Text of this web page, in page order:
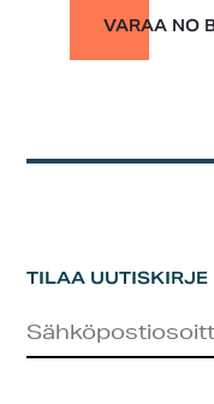
VARAA NO
TILAA UUTISKIRJE